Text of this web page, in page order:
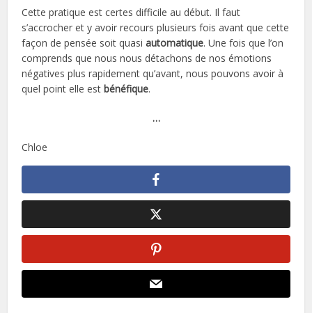
Cette pratique est certes difficile au début. Il faut
s’accrocher et y avoir recours plusieurs fois avant que cette
façon de pensée soit quasiautomatique. Une fois que l’on
comprends que nous nous détachons de nos émotions
négatives plus rapidement qu’avant, nous pouvons avoir à
quel point elle estbénéfique.
…
Chloe